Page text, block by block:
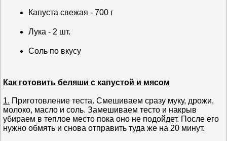
Капуста свежая - 700 г
Лука - 2 шт.
Соль по вкусу
Как готовить беляши с капустой и мясом
1. Приготовление теста. Смешиваем сразу муку, дрожи,
молоко, масло и соль. Замешиваем тесто и накрыв
убираем в теплое место пока оно не подойдет. После его
нужно обмять и снова отправить туда же на 20 минут.